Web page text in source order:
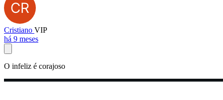
Cristiano VIP
há 9 meses
O infeliz é corajoso